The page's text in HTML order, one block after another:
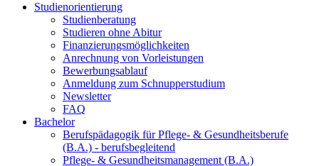
Studienorientierung
Studienberatung
Studieren ohne Abitur
Finanzierungsmöglichkeiten
Anrechnung von Vorleistungen
Bewerbungsablauf
Anmeldung zum Schnupperstudium
Newsletter
FAQ
Bachelor
Berufspädagogik für Pflege- & Gesundheitsberufe
(B.A.) - berufsbegleitend
Pflege- & Gesundheitsmanagement (B.A.)